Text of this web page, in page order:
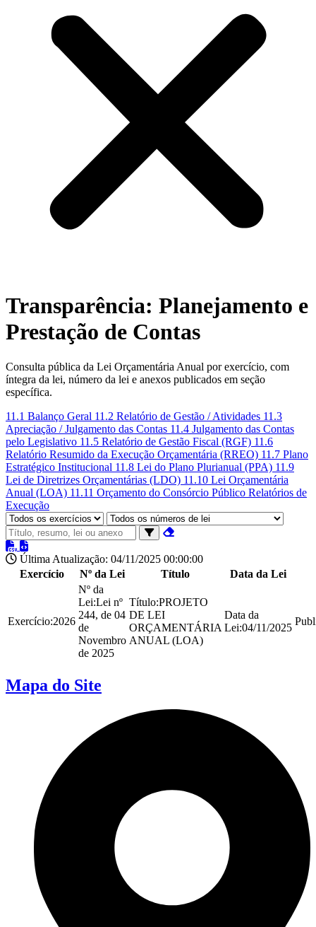
Transparência: Planejamento e
Prestação de Contas
Consulta pública da Lei Orçamentária Anual por exercício, com
íntegra da lei, número da lei e anexos publicados em seção
específica.
11.1 Balanço Geral 11.2 Relatório de Gestão / Atividades 11.3
Apreciação / Julgamento das Contas 11.4 Julgamento das Contas
pelo Legislativo 11.5 Relatório de Gestão Fiscal (RGF) 11.6
Relatório Resumido da Execução Orçamentária (RREO) 11.7 Plano
Estratégico Institucional 11.8 Lei do Plano Plurianual (PPA) 11.9
Lei de Diretrizes Orçamentárias (LDO) 11.10 Lei Orçamentária
Anual (LOA) 11.11 Orçamento do Consórcio Público Relatórios de
Execução
Última Atualização: 04/11/2025 00:00:00
Exercício
Nº da Lei Título Data da Lei
Exercício:2026
Nº da
Lei:Lei nº
244, de 04
de
Novembro
de 2025
Título:PROJETO
DE LEI
ORÇAMENTÁRIA
ANUAL (LOA)
Data da
Lei:04/11/2025
Mapa do Site